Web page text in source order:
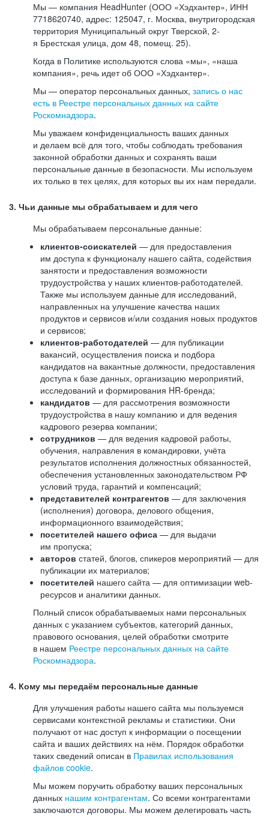
Мы — компания HeadHunter (ООО «Хэдхантер», ИНН
7718620740, адрес: 125047, г. Москва, внутригородская
территория Муниципальный округ Тверской, 2-
я Брестская улица, дом 48, помещ. 25).
Когда в Политике используются слова «мы», «наша
компания», речь идет об ООО «Хэдхантер».
Мы — оператор персональных данных, запись о нас
есть в Реестре персональных данных на сайте
Роскомнадзора.
Мы уважаем конфиденциальность ваших данных
и делаем всё для того, чтобы соблюдать требования
законной обработки данных и сохранять ваши
персональные данные в безопасности. Мы используем
их только в тех целях, для которых вы их нам передали.
3. Чьи данные мы обрабатываем и для чего
Мы обрабатываем персональные данные:
клиентов-соискателей — для предоставления
им доступа к функционалу нашего сайта, содействия
занятости и предоставления возможности
трудоустройства у наших клиентов-работодателей.
Также мы используем данные для исследований,
направленных на улучшение качества наших
продуктов и сервисов и/или создания новых продуктов
и сервисов;
клиентов-работодателей — для публикации
вакансий, осуществления поиска и подбора
кандидатов на вакантные должности, предоставления
доступа к базе данных, организацию мероприятий,
исследований и формирования HR-бренда;
кандидатов — для рассмотрения возможности
трудоустройства в нашу компанию и для ведения
кадрового резерва компании;
сотрудников — для ведения кадровой работы,
обучения, направления в командировки, учёта
результатов исполнения должностных обязанностей,
обеспечения установленных законодательством РФ
условий труда, гарантий и компенсаций;
представителей контрагентов — для заключения
(исполнения) договора, делового общения,
информационного взаимодействия;
посетителей нашего офиса — для выдачи
им пропуска;
авторов статей, блогов, спикеров мероприятий — для
публикации их материалов;
посетителей нашего сайта — для оптимизации web-
ресурсов и аналитики данных.
Полный список обрабатываемых нами персональных
данных с указанием субъектов, категорий данных,
правового основания, целей обработки смотрите
в нашем Реестре персональных данных на сайте
Роскомнадзора.
4. Кому мы передаём персональные данные
Для улучшения работы нашего сайта мы пользуемся
сервисами контекстной рекламы и статистики. Они
получают от нас доступ к информации о посещении
сайта и ваших действиях на нём. Порядок обработки
таких сведений описан в Правилах использования
файлов cookie.
Мы можем поручить обработку ваших персональных
данных нашим контрагентам. Со всеми контрагентами
заключаются договоры. Мы можем делегировать часть